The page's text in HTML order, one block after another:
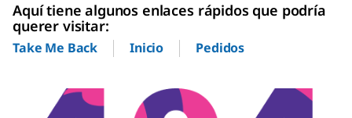
Aquí tiene algunos enlaces rápidos que podría
querer visitar:
Take Me Back Inicio Pedidos